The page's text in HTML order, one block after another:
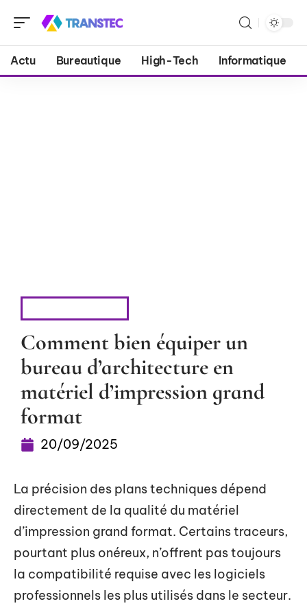
Actu Bureautique High-Tech Informatique
Comment bien équiper un
bureau d’architecture en
matériel d’impression grand
format
20/09/2025
La précision des plans techniques dépend
directement de la qualité du matériel
d’impression grand format. Certains traceurs,
pourtant plus onéreux, n’offrent pas toujours
la compatibilité requise avec les logiciels
professionnels les plus utilisés dans le secteur.